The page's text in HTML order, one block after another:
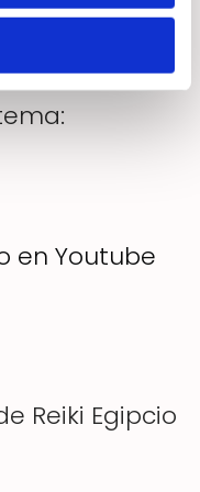
donde
en Youtube
Reiki Egipcio